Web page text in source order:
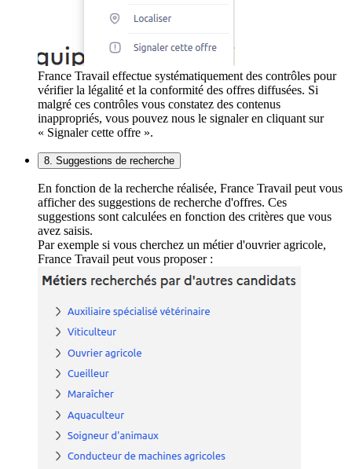
France Travail effectue systématiquement des contrôles pour
vérifier la légalité et la conformité des offres diffusées. Si
malgré ces contrôles vous constatez des contenus
inappropriés, vous pouvez nous le signaler en cliquant sur
« Signaler cette offre ».
8. Suggestions de recherche
En fonction de la recherche réalisée, France Travail peut vous
afficher des suggestions de recherche d'offres. Ces
suggestions sont calculées en fonction des critères que vous
avez saisis.
Par exemple si vous cherchez un métier d'ouvrier agricole,
France Travail peut vous proposer :